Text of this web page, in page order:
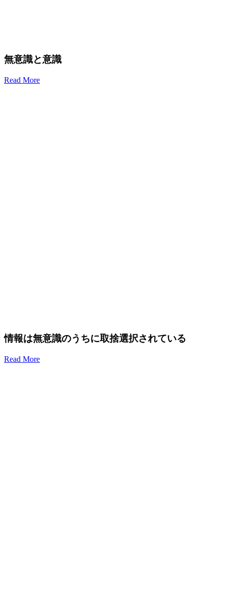
無意識と意識
Read More
情報は無意識のうちに取捨選択されている
Read More